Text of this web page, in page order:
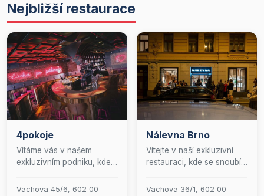
Nejbližší restaurace
4pokoje
Vítáme vás v našem
exkluzivním podniku, kde
vytříbeností restaurace.
Vachova 45/6, 602 00
Nálevna Brno
Vítejte v naší exkluzivní
restauraci, kde se snoubí
moderní elegancí. Naše
Vachova 36/1, 602 00